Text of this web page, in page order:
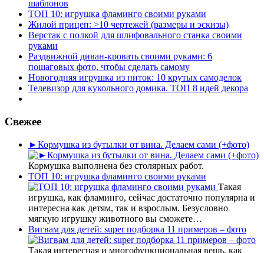
шаблонов
ТОП 10: игрушка фламинго своими руками
Жилой прицеп: >10 чертежей (размеры и эскизы)
Верстак с полкой для шлифовального станка своими
руками
Раздвижной диван-кровать своими руками: 6
пошаговых фото, чтобы сделать самому
Новогодняя игрушка из ниток: 10 крутых самоделок
Телевизор для кукольного домика. ТОП 8 идей декора
Свежее
►Кормушка из бутылки от вина. Делаем сами (+фото)
Кормушка выполнена без столярных работ.
ТОП 10: игрушка фламинго своими руками
Такая
игрушка, как фламинго, сейчас достаточно популярна и
интересна как детям, так и взрослым. Безусловно
мягкую игрушку животного вы сможете…
Вигвам для детей: super подборка 11 примеров – фото
Такая интересная и многофункциональная вещь, как